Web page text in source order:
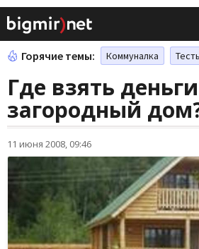
Горячие темы: Коммуналка
Где взять
загородный
11 июня 2008, 09:46